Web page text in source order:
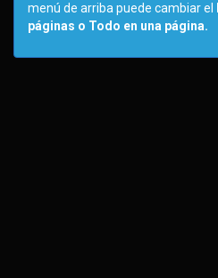
menú de arriba puede cambiar el
páginas o Todo en una página.